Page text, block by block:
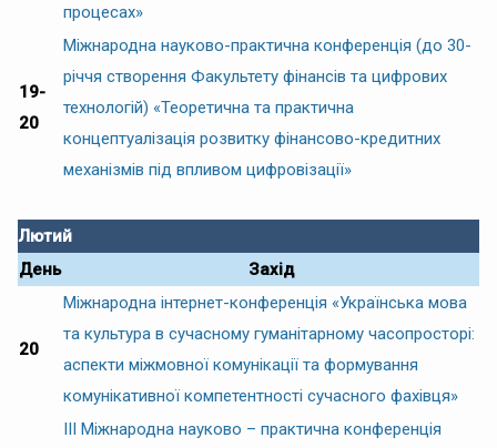
процесах»
19-
20
Міжнародна науково-практична конференція (до 30-
річчя створення Факультету фінансів та цифрових
технологій) «Теоретична та практична
концептуалізація розвитку фінансово-кредитних
механізмів під впливом цифровізації»
Лютий
День
Захід
20
Міжнародна інтернет-конференція «Українська мова
та культура в сучасному гуманітарному часопросторі:
аспекти міжмовної комунікації та формування
комунікативної компетентності сучасного фахівця»
ІІІ Міжнародна науково – практична конференція